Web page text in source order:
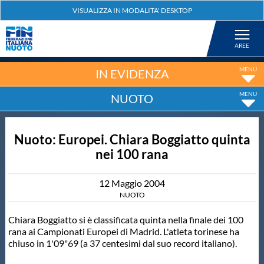
Nuoto
Tuffi
Salvamento
IN EVIDENZA
NUOTO
Nuoto: Europei. Chiara Boggiatto quinta
nei 100 rana
12 Maggio 2004
NUOTO
Chiara Boggiatto si è classificata quinta nella finale dei 100
rana ai Campionati Europei di Madrid. L'atleta torinese ha
chiuso in 1'09"69 (a 37 centesimi dal suo record italiano).